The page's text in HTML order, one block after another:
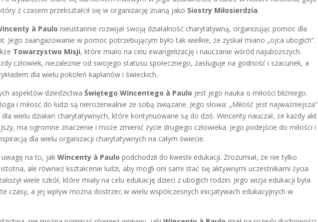
z czasem przekształcił się w organizację znaną jako Siostry Miłosierdzia.
à Paulo nieustannie rozwijał swoją działalność charytatywną, organizując pomoc dla
Jego zaangażowanie w pomoc potrzebującym było tak wielkie, że zyskał miano „ojca ubogich”.
Towarzystwo Misji, które miało na celu ewangelizację i nauczanie wśród najuboższych.
człowiek, niezależnie od swojego statusu społecznego, zasługuje na godność i szacunek, a
dla wielu pokoleń kapłanów i świeckich.
aspektów dziedzictwaŚwiętego Wincentego à Paulo jest jego nauka o miłości bliźniego.
i miłość do ludzi są nierozerwalnie ze sobą związane. Jego słowa: „Miłość jest najważniejsza”
wielu działań charytatywnych, które kontynuowane są do dziś. Wincenty nauczał, że każdy akt
ma ogromne znaczenie i może zmienić życie drugiego człowieka. Jego podejście do miłości i
dla wielu organizacji charytatywnych na całym świecie.
uwagę na to, jakWincenty à Paulo podchodził do kwestii edukacji. Zrozumiał, że nie tylko
ale również kształcenie ludzi, aby mogli oni sami stać się aktywnymi uczestnikami życia
wiele szkół, które miały na celu edukację dzieci z ubogich rodzin. Jego wizja edukacji była
czasy, a jej wpływ można dostrzec w wielu współczesnych inicjatywach edukacyjnych w